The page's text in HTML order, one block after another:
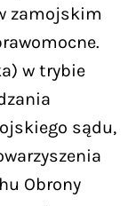
zamojskim
w trybie
sądu,
Obrony